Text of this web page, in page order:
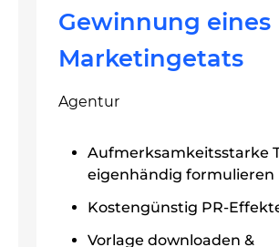
Gewinnung eines
Marketingetats
Agentur
Aufmerksamkeitsstarke
eigenhändig formulieren
Kostengünstig PR-
Vorlage downloaden &